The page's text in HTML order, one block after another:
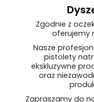
Zgodnie z
oferujemy
Nasze
pistolety
ekskluzywne
oraz
Zapraszamy do